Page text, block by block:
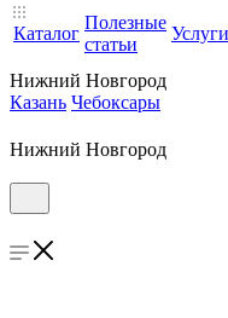
Каталог
Полезные
статьи
Услуги
Нижний Новгород
Казань Чебоксары
Нижний Новгород